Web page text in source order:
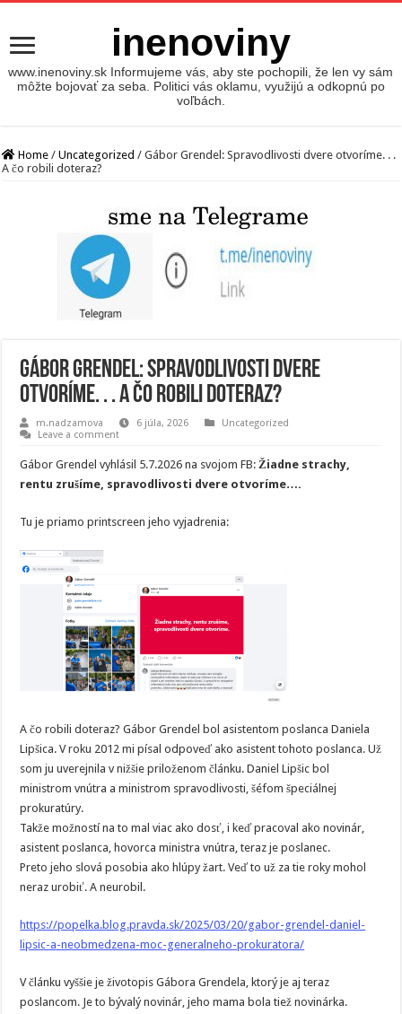
inenoviny
www.inenoviny.sk Informujeme vás, aby ste pochopili, že len vy sám
môžte bojovať za seba. Politici vás oklamu, využijú a odkopnú po
voľbách.
Home / Uncategorized / Gábor Grendel: Spravodlivosti dvere otvoríme. . .
A čo robili doteraz?
Gábor Grendel: Spravodlivosti dvere
otvoríme. . . A čo robili doteraz?
m.nadzamova 6 júla, 2026
Uncategorized
Leave a comment
Gábor Grendel vyhlásil 5.7.2026 na svojom FB:Žiadne strachy,
rentu zrušíme, spravodlivosti dvere otvoríme….
Tu je priamo printscreen jeho vyjadrenia:
A čo robili doteraz? Gábor Grendel bol asistentom poslanca Daniela
Lipšica. V roku 2012 mi písal odpoveď ako asistent tohoto poslanca. Už
som ju uverejnila v nižšie priloženom článku. Daniel Lipšic bol
ministrom vnútra a ministrom spravodlivosti, šéfom špeciálnej
prokuratúry.
Takže možností na to mal viac ako dosť, i keď pracoval ako novinár,
asistent poslanca, hovorca ministra vnútra, teraz je poslanec.
Preto jeho slová posobia ako hlúpy žart. Veď to už za tie roky mohol
neraz urobiť. A neurobil.
https://popelka.blog.pravda.sk/2025/03/20/gabor-grendel-daniel-
lipsic-a-neobmedzena-moc-generalneho-prokuratora/
V článku vyššie je životopis Gábora Grendela, ktorý je aj teraz
poslancom. Je to bývalý novinár, jeho mama bola tiež novinárka.